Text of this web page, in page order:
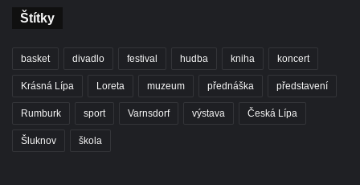
Štítky
basket divadlo festival hudba kniha koncert
Krásná Lípa Loreta muzeum přednáška představení
Rumburk sport Varnsdorf výstava Česká Lípa
Šluknov škola